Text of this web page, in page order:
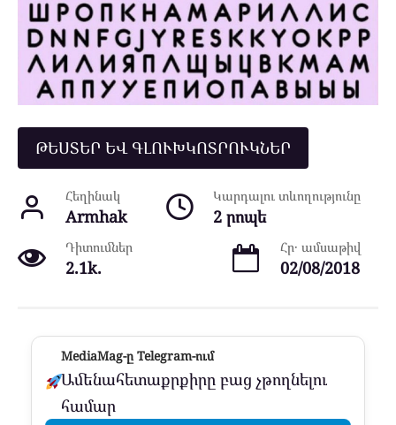
ԹԵՍՏԵՐ ԵՎ ԳԼՈՒԽԿՈՏՐՈՒԿՆԵՐ
Հեղինակ
Armhak
Կարդալու տևողությունը
2 րոպե
Դիտումներ
2.1k.
Հր․ ամսաթիվ
02/08/2018
MediaMag-ը Telegram-ում
Ամենահետաքրքիրը բաց չթողնելու
համար